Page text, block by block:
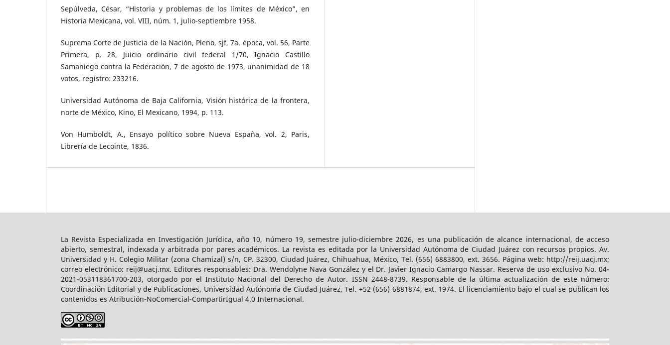
Sepúlveda, César, “Historia y problemas de los límites de México”, en
Historia Mexicana, vol. VIII, núm. 1, julio-septiembre 1958.
Suprema Corte de Justicia de la Nación, Pleno, sjf, 7a. época, vol. 56, Parte
Primera, p. 28, Juicio ordinario civil federal 1/70, Ignacio Castillo
Samaniego contra la Federación, 7 de agosto de 1973, unanimidad de 18
votos, registro: 233216.
Universidad Autónoma de Baja California, Visión histórica de la frontera,
norte de México, Kino, El Mexicano, 1994, p. 113.
Von Humboldt, A., Ensayo político sobre Nueva España, vol. 2, Paris,
Librería de Lecointe, 1836.
La Revista Especializada en Investigación Jurídica, año 10, número 19, semestre julio-diciembre 2026, es una publicación de alcance internacional, de acceso
abierto, semestral, indexada y arbitrada por pares académicos. La revista es editada por la Universidad Autónoma de Ciudad Juárez con recursos propios. Av.
Universidad y H. Colegio Militar (zona Chamizal) s/n, CP. 32300, Ciudad Juárez, Chihuahua, México, Tel. (656) 6883800, ext. 3656. Página web: http://reij.uacj.mx;
correo electrónico: reij@uacj.mx. Editores responsables: Dra. Wendolyne Nava González y el Dr. Javier Ignacio Camargo Nassar. Reserva de uso exclusivo No. 04-
2021-053118361700-203, otorgado por el Instituto Nacional del Derecho de Autor. ISSN 2448-8739. Responsable de la última actualización de este número:
Coordinación Editorial y de Publicaciones, Universidad Autónoma de Ciudad Juárez, Tel. +52 (656) 6881874, ext. 1974. El licenciamiento bajo el cual se publican los
contenidos es Atribución-NoComercial-CompartirIgual 4.0 Internacional.